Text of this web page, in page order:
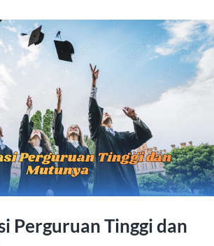
Perguruan Tinggi dan